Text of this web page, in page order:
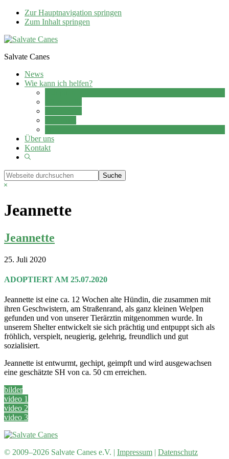
Zur Hauptnavigation springen
Zum Inhalt springen
Salvate Canes
News
Wie kann ich helfen?
Über uns
Kontakt
Show
Webseite
durchsuchen
Hide
Jeannette
Jeannette
25. Juli 2020
ADOPTIERT AM 25.07.2020
Jeannette ist eine ca. 12 Wochen alte Hündin, die zusammen mit
ihren Geschwistern, am Straßenrand, als ganz kleinen Welpen
gefunden und von unserer Tierärztin mitgenommen wurde. In
unserem Shelter entwickelt sie sich prächtig und entpuppt sich als
fröhlich, verspielt, neugierig, gelehrig, freundlich und gut
sozialisiert.
Jeannette ist entwurmt, gechipt, geimpft und wird ausgewachsen
eine geschätzte SH von ca. 50 cm erreichen.
bilder
video 1
video 2
video 3
© 2009–2026 Salvate Canes e.V. | Impressum | Datenschutz